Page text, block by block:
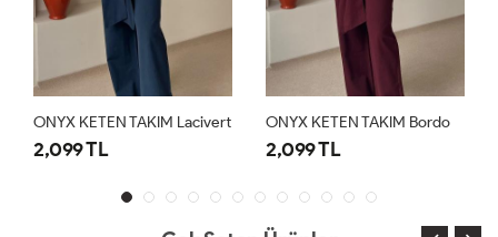
ONYX KETEN TAKIM Lacivert
2,099 TL
ONYX KETEN TAKIM Bordo
2,099 TL